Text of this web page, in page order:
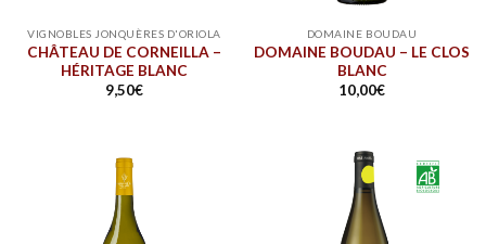
VIGNOBLES JONQUÈRES D'ORIOLA
CHÂTEAU DE CORNEILLA –
HÉRITAGE BLANC
9,50€
DOMAINE BOUDAU
DOMAINE BOUDAU – LE CLOS
BLANC
10,00€